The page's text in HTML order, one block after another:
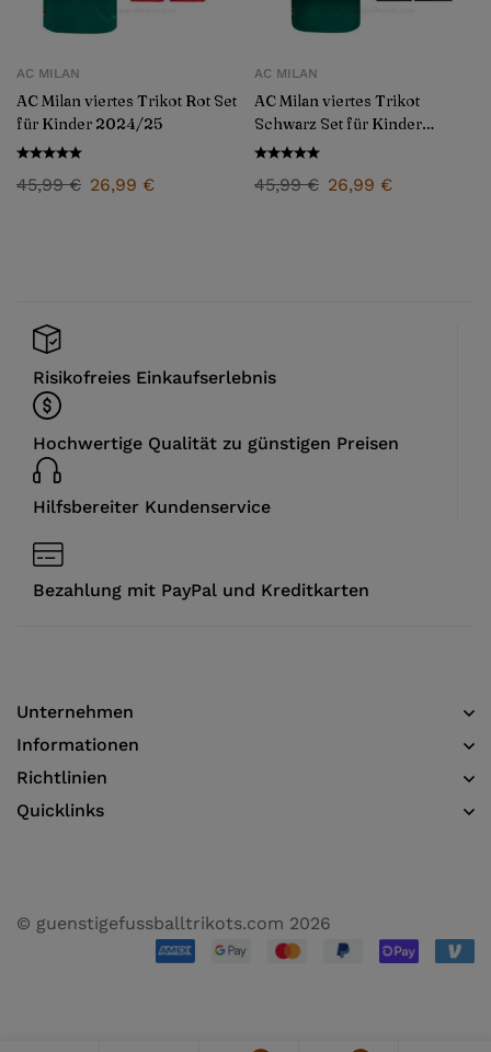
AC MILAN
AC Milan viertes Trikot Rot Set
für Kinder 2024/25
45,99€ 26,99 €
AC MILAN
AC Milan viertes Trikot
Schwarz Set für Kinder
2024/25
45,99€ 26,99 €
Risikofreies Einkaufserlebnis
Hochwertige Qualität zu günstigen Preisen
Hilfsbereiter Kundenservice
Bezahlung mit PayPal und Kreditkarten
Unternehmen
Informationen​
Richtlinien
Quicklinks
© guenstigefussballtrikots.com 2026